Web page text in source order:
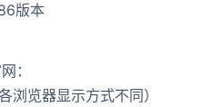
版本
：
浏览器显示方式不同）